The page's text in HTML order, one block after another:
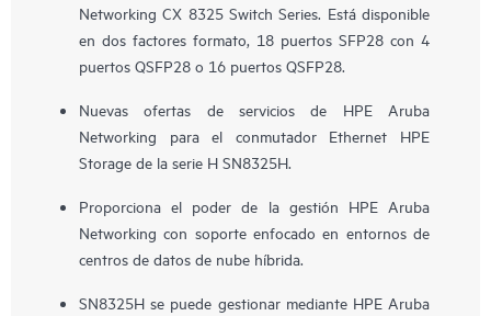
Networking CX 8325 Switch Series. Está disponible
en dos factores formato, 18 puertos SFP28 con 4
puertos QSFP28 o 16 puertos QSFP28.
Nuevas ofertas de servicios de HPE Aruba
Networking para el conmutador Ethernet HPE
Storage de la serie H SN8325H.
Proporciona el poder de la gestión HPE Aruba
Networking con soporte enfocado en entornos de
centros de datos de nube híbrida.
SN8325H se puede gestionar mediante HPE Aruba